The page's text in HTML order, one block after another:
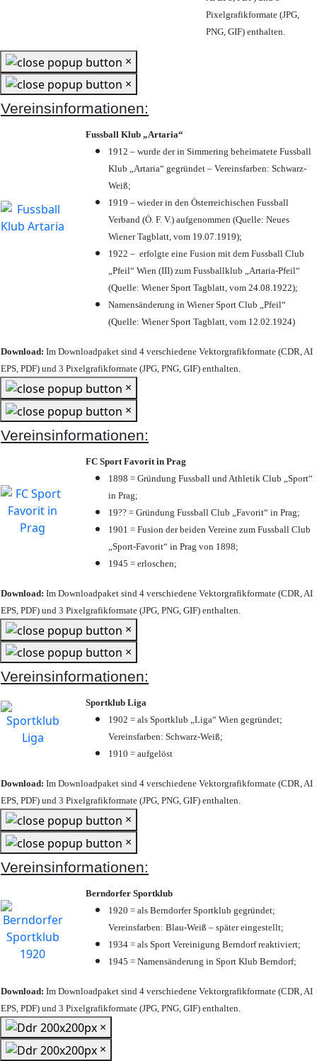
Pixelgrafikformate (JPG,
PNG, GIF) enthalten.
×
×
Vereinsinformationen:
Fussball Klub „Artaria“
1912 – wurde der in Simmering beheimatete Fussball
Klub „Artaria“ gegründet – Vereinsfarben: Schwarz-
Weiß;
1919 – wieder in den Österreichischen Fussball
Verband (Ö. F. V.) aufgenommen (Quelle: Neues
Wiener Tagblatt, vom 19.07.1919);
1922 – erfolgte eine Fusion mit dem Fussball Club
„Pfeil“ Wien (III) zum Fussballklub „Artaria-Pfeil“
(Quelle: Wiener Sport Tagblatt, vom 24.08.1922);
Namensänderung in Wiener Sport Club „Pfeil“
(Quelle: Wiener Sport Tagblatt, vom 12.02.1924)
Download: Im Downloadpaket sind 4 verschiedene Vektorgrafikformate (CDR, AI
EPS, PDF) und 3 Pixelgrafikformate (JPG, PNG, GIF) enthalten.
×
×
Vereinsinformationen:
FC Sport Favorit in Prag
1898 = Gründung Fussball und Athletik Club „Sport“
in Prag;
19?? = Gründung Fussball Club „Favorit“ in Prag;
1901 = Fusion der beiden Vereine zum Fussball Club
„Sport-Favorit“ in Prag von 1898;
1945 = erloschen;
Download: Im Downloadpaket sind 4 verschiedene Vektorgrafikformate (CDR, AI
EPS, PDF) und 3 Pixelgrafikformate (JPG, PNG, GIF) enthalten.
×
×
Vereinsinformationen:
Sportklub Liga
1902 = als Sportklub „Liga“ Wien gegründet;
Vereinsfarben: Schwarz-Weiß;
1910 = aufgelöst
Download: Im Downloadpaket sind 4 verschiedene Vektorgrafikformate (CDR, AI
EPS, PDF) und 3 Pixelgrafikformate (JPG, PNG, GIF) enthalten.
×
×
Vereinsinformationen:
Berndorfer Sportklub
1920 = als Berndorfer Sportklub gegründet;
Vereinsfarben: Blau-Weiß – später eingestellt;
1934 = als Sport Vereinigung Berndorf reaktiviert;
1945 = Namensänderung in Sport Klub Berndorf;
Download: Im Downloadpaket sind 4 verschiedene Vektorgrafikformate (CDR, AI
EPS, PDF) und 3 Pixelgrafikformate (JPG, PNG, GIF) enthalten.
×
×